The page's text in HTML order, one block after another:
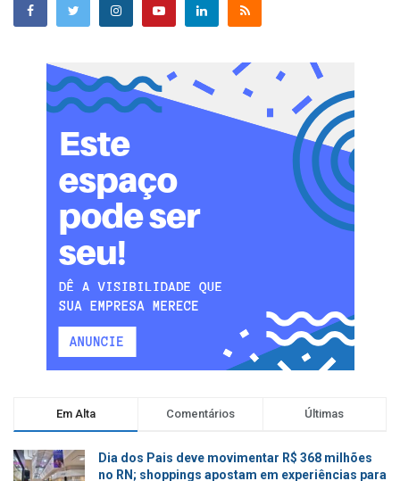
Em Alta Comentários Últimas
Dia dos Pais deve movimentar R$ 368 milhões
no RN; shoppings apostam em experiências para